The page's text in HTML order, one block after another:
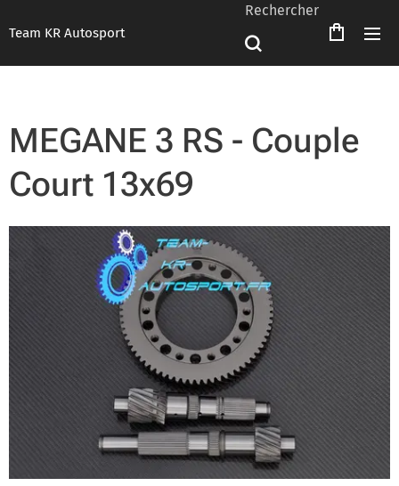
Team KR Autosport
Rechercher
MEGANE 3 RS - Couple
Court 13x69